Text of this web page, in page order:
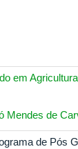
em
Mendes de
de Pós